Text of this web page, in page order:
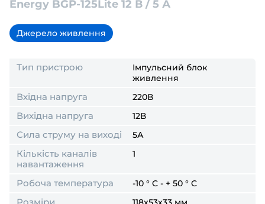
Energy BGP-125Lite 12 В / 5 А
Джерело живлення
Тип пристрою
Імпульсний блок
живлення
Вхідна напруга 220В
Вихідна напруга 12В
Сила струму на виході 5А
Кількість каналів
навантаження
1
Робоча температура -10 ° C - + 50 ° C